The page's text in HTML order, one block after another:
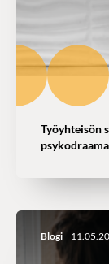
Työyhteisön
Blogi